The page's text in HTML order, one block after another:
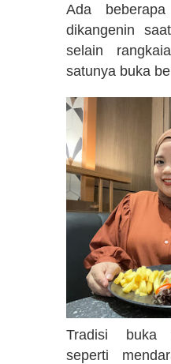
Ada
dikangenin
selain
satunya buka
Tradisi buka
seperti